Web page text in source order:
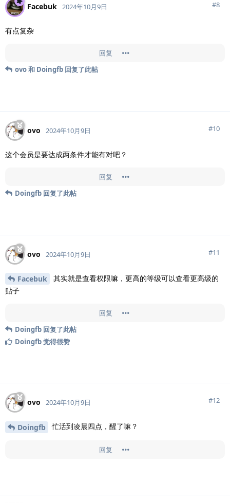
Facebuk 2024年10月9日 #8
有点复杂
回复
ovo和 Doingfb 回复了此帖
ovo 2024年10月9日 #10
这个会员是要达成两条件才能有对吧？
回复
Doingfb 回复了此帖
ovo 2024年10月9日 #11
Facebuk
其实就是查看权限嘛，更高的等级可以查看更高级的
贴子
回复
Doingfb 回复了此帖
Doingfb觉得很赞
ovo 2024年10月9日 #12
Doingfb 忙活到凌晨四点，醒了嘛？
回复